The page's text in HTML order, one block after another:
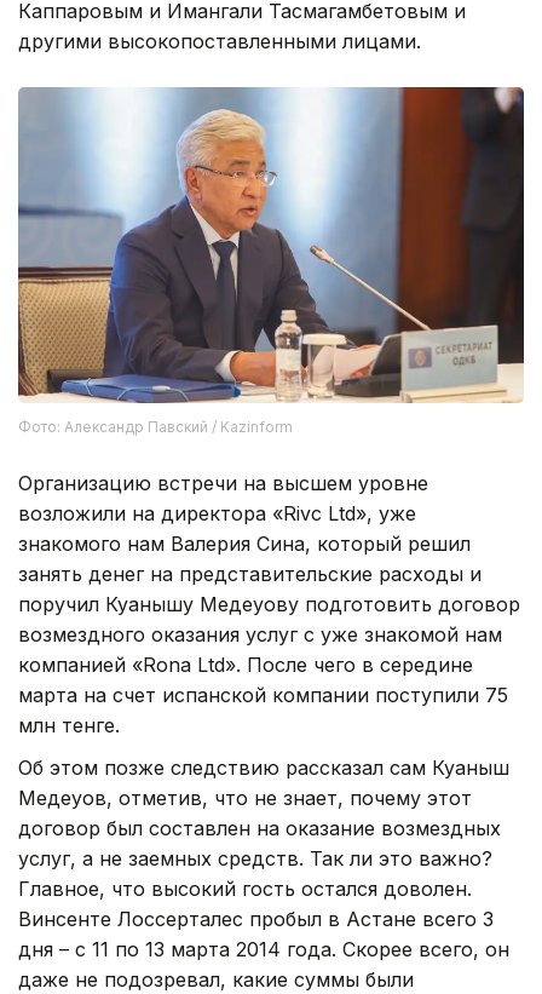
Каппаровым и Имангали Тасмагамбетовым и
другими высокопоставленными лицами.
Фото: Александр Павский / Kazinform
Организацию встречи на высшем уровне
возложили на директора «Rivc Ltd», уже
знакомого нам Валерия Сина, который решил
занять денег на представительские расходы и
поручил Куанышу Медеуову подготовить договор
возмездного оказания услуг с уже знакомой нам
компанией «Rona Ltd». После чего в середине
марта на счет испанской компании поступили 75
млн тенге.
Об этом позже следствию рассказал сам Куаныш
Медеуов, отметив, что не знает, почему этот
договор был составлен на оказание возмездных
услуг, а не заемных средств. Так ли это важно?
Главное, что высокий гость остался доволен.
Винсенте Лоссерталес пробыл в Астане всего 3
дня – с 11 по 13 марта 2014 года. Скорее всего, он
даже не подозревал, какие суммы были